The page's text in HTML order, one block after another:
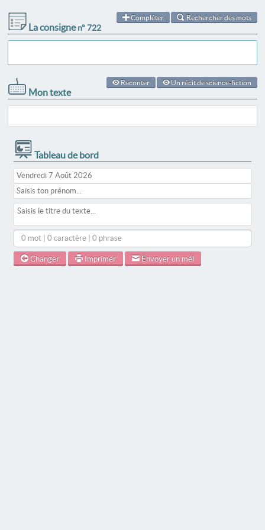
Compléter Rechercher des mots
La consignen° 722
Raconter Un récit de science-fiction
Mon texte
Tableau de bord
0 mot | 0 caractère | 0 phrase
Changer Imprimer Envoyer un mél